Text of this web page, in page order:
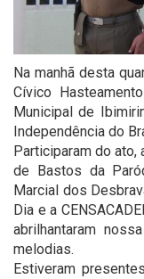
Na manhã desta
Cívico
Municipal de
Independência do
Participaram do
de Bastos da
Marcial dos
Dia e a
abrilhantaram
melodias.
Estiveram